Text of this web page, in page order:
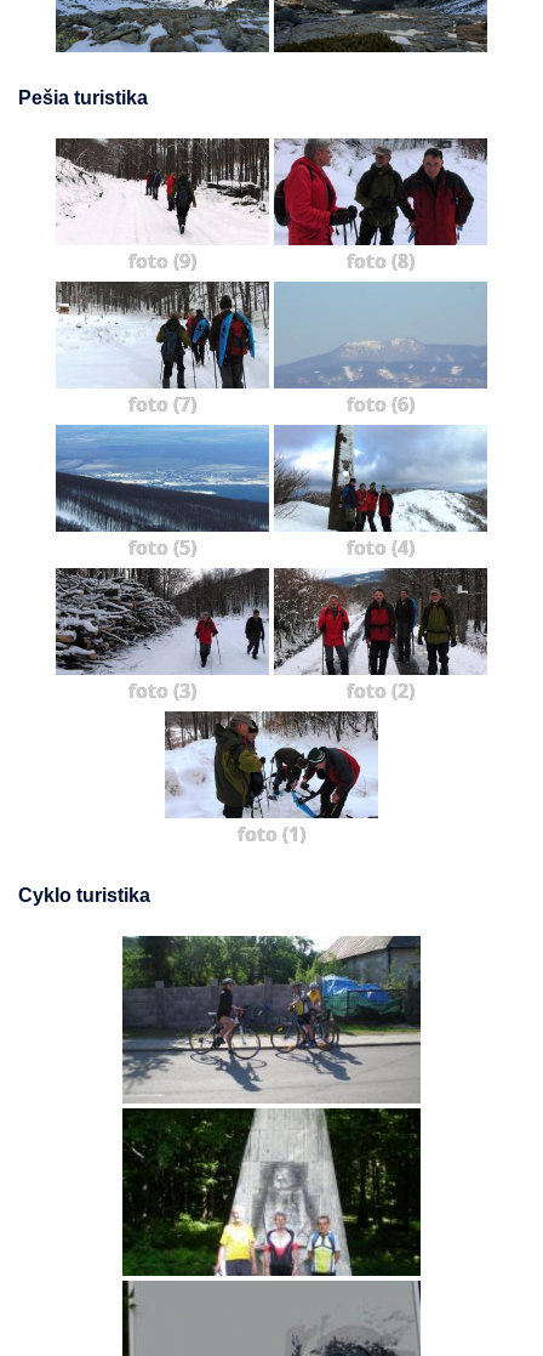
Pešia turistika
foto (9) foto (8)
foto (7) foto (6)
foto (5) foto (4)
foto (3) foto (2)
foto (1)
Cyklo turistika